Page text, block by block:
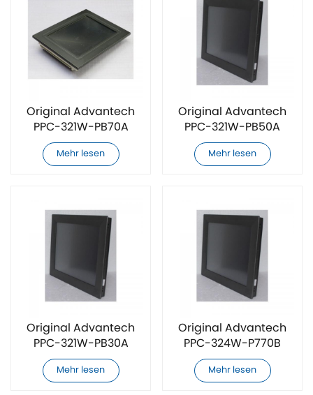
Original Advantech
PPC-321W-PB70A
Touchscreen
Mehr lesen
Original Advantech
PPC-321W-PB50A
Touchscreen
Mehr lesen
Original Advantech
PPC-321W-PB30A
Touchscreen
Mehr lesen
Original Advantech
PPC-324W-P770B
Touchscreen
Mehr lesen